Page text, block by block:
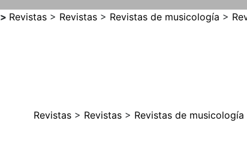
> Revistas > Revistas > Revistas de musicología >
Revistas > Revistas > Revistas de musicología